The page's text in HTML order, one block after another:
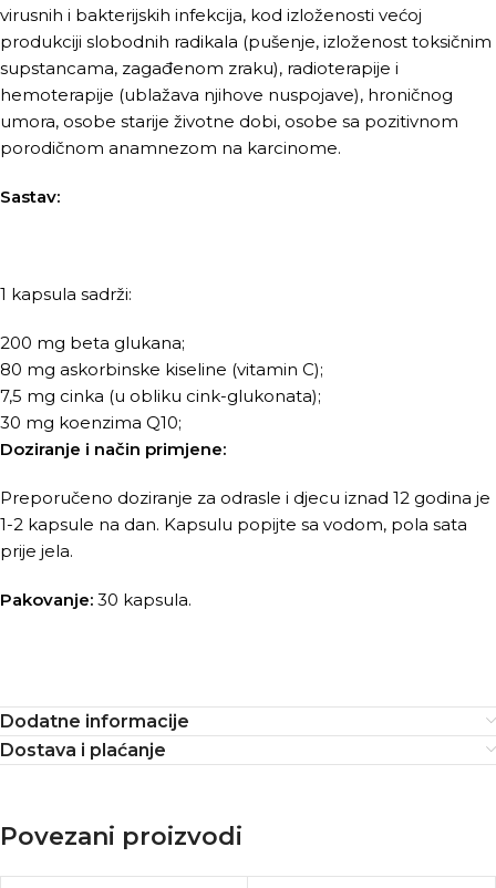
virusnih i bakterijskih infekcija, kod izloženosti većoj
produkciji slobodnih radikala (pušenje, izloženost toksičnim
supstancama, zagađenom zraku), radioterapije i
hemoterapije (ublažava njihove nuspojave), hroničnog
umora, osobe starije životne dobi, osobe sa pozitivnom
porodičnom anamnezom na karcinome.
Sastav:
1 kapsula sadrži:
200 mg beta glukana;
80 mg askorbinske kiseline (vitamin C);
7,5 mg cinka (u obliku cink-glukonata);
30 mg koenzima Q10;
Doziranje i način primjene:
Preporučeno doziranje za odrasle i djecu iznad 12 godina je
1-2 kapsule na dan. Kapsulu popijte sa vodom, pola sata
prije jela.
Pakovanje: 30 kapsula.
Dodatne informacije
Dostava i plaćanje
Povezani proizvodi